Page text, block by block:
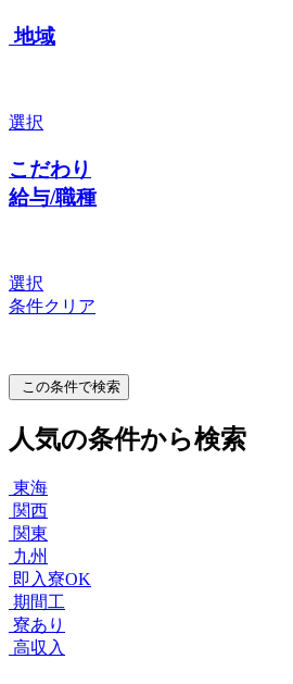
地域
選択
こだわり
給与/職種
選択
条件クリア
この条件で検索
人気の条件から検索
東海
関西
関東
九州
即入寮OK
期間工
寮あり
高収入